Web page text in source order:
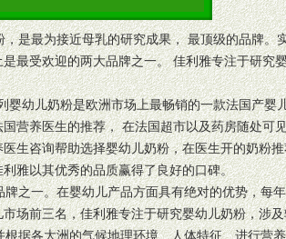
最为接近母乳的研究成果， 最顶级的品牌。
最受欢迎的两大品牌之一。 佳利雅专注于研究
幼儿奶粉是欧洲市场上最畅销的一款法国产婴
营养医生的推荐， 在法国超市以及药房随处可
生咨询帮助选择婴幼儿奶粉，在医生开的奶粉
雅以其优秀的品质赢得了良好的口碑。
一。在婴幼儿产品方面具有绝对的优势，每
场前三名，佳利雅专注于研究婴幼儿奶粉，涉
各大洲的气候地理环境、人体特征、进行营